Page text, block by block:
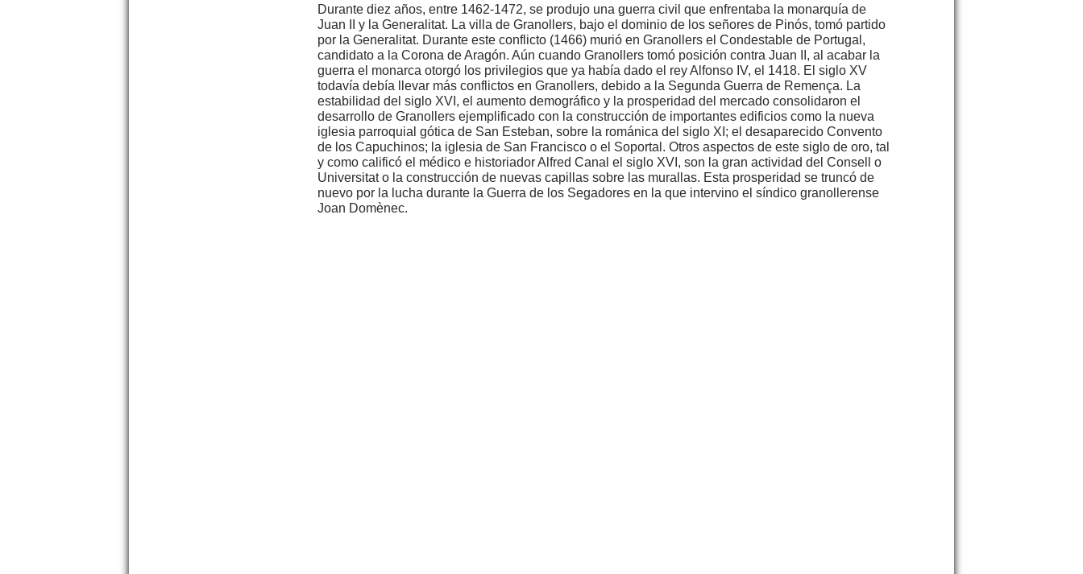
Durante diez años, entre 1462-1472, se produjo una guerra civil que enfrentaba la monarquía de
Juan II y la Generalitat. La villa de Granollers, bajo el dominio de los señores de Pinós, tomó partido
por la Generalitat. Durante este conflicto (1466) murió en Granollers el Condestable de Portugal,
candidato a la Corona de Aragón. Aún cuando Granollers tomó posición contra Juan II, al acabar la
guerra el monarca otorgó los privilegios que ya había dado el rey Alfonso IV, el 1418. El siglo XV
todavía debía llevar más conflictos en Granollers, debido a la Segunda Guerra de Remença. La
estabilidad del siglo XVI, el aumento demográfico y la prosperidad del mercado consolidaron el
desarrollo de Granollers ejemplificado con la construcción de importantes edificios como la nueva
iglesia parroquial gótica de San Esteban, sobre la románica del siglo XI; el desaparecido Convento
de los Capuchinos; la iglesia de San Francisco o el Soportal. Otros aspectos de este siglo de oro, tal
y como calificó el médico e historiador Alfred Canal el siglo XVI, son la gran actividad del Consell o
Universitat o la construcción de nuevas capillas sobre las murallas. Esta prosperidad se truncó de
nuevo por la lucha durante la Guerra de los Segadores en la que intervino el síndico granollerense
Joan Domènec.